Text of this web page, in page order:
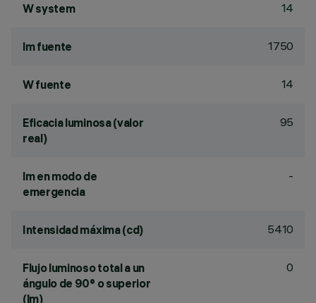
W system 14
lm fuente 1750
W fuente 14
Eficacia luminosa (valor
real)
95
lm en modo de
emergencia
-
Intensidad máxima (cd) 5410
Flujo luminoso total a un
ángulo de 90° o superior
(lm)
0